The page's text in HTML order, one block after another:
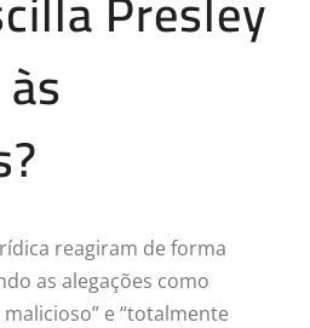
reagiram de forma
as alegações como
e “totalmente